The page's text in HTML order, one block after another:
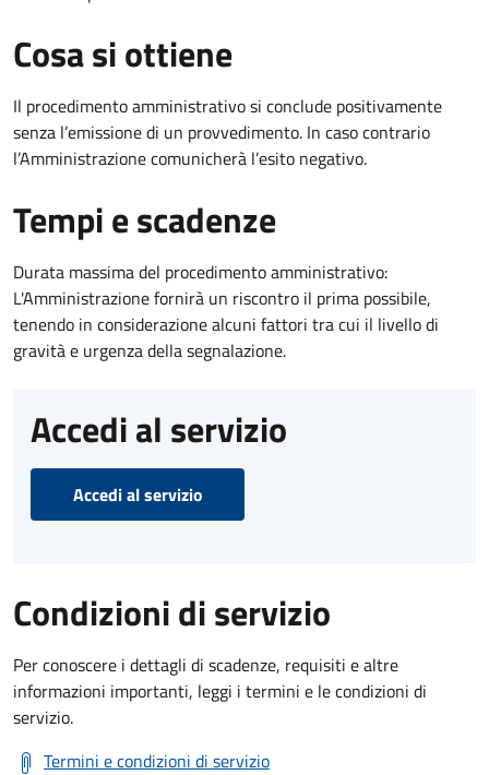
Cosa si ottiene
Il procedimento amministrativo si conclude positivamente
senza l’emissione di un provvedimento. In caso contrario
l’Amministrazione comunicherà l’esito negativo.
Tempi e scadenze
Durata massima del procedimento amministrativo:
L'Amministrazione fornirà un riscontro il prima possibile,
tenendo in considerazione alcuni fattori tra cui il livello di
gravità e urgenza della segnalazione.
Accedi al servizio
Accedi al servizio
Condizioni di servizio
Per conoscere i dettagli di scadenze, requisiti e altre
informazioni importanti, leggi i termini e le condizioni di
servizio.
Termini e condizioni di servizio